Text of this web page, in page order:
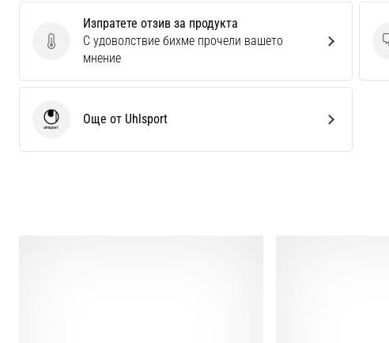
Изпратете отзив за продукта
Изпратете отзив за продукта
С удоволствие бихме прочели вашето
мнение
UhlsportОще от Uhlsport